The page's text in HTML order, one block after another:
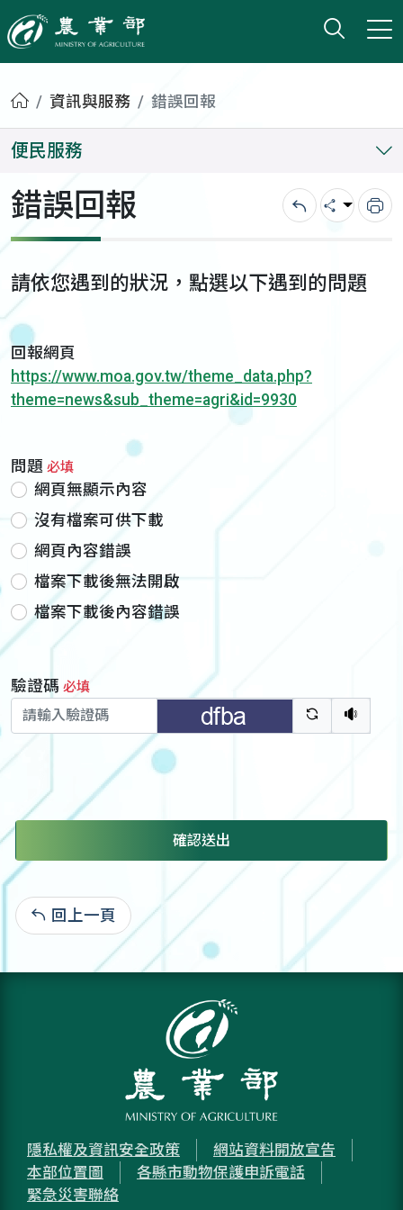
農業部
打開
小版
首頁資訊與服務 錯誤回報
便民服務
錯誤回報 回上一頁
分享 列
請依您遇到的狀況，點選以下遇到的問題
回報網頁
https://www.moa.gov.tw/theme_data.php?
theme=news&sub_theme=agri&id=9930
問題 必填
網頁無顯示內容
沒有檔案可供下載
網頁內容錯誤
檔案下載後無法開啟
檔案下載後內容錯誤
驗證碼 必填
驗證碼重新
聽語
確認送出
回上一頁
隱私權及資訊安全政策
網站資料開放宣告
本部位置圖
各縣市動物保護申訴電話
緊急災害聯絡